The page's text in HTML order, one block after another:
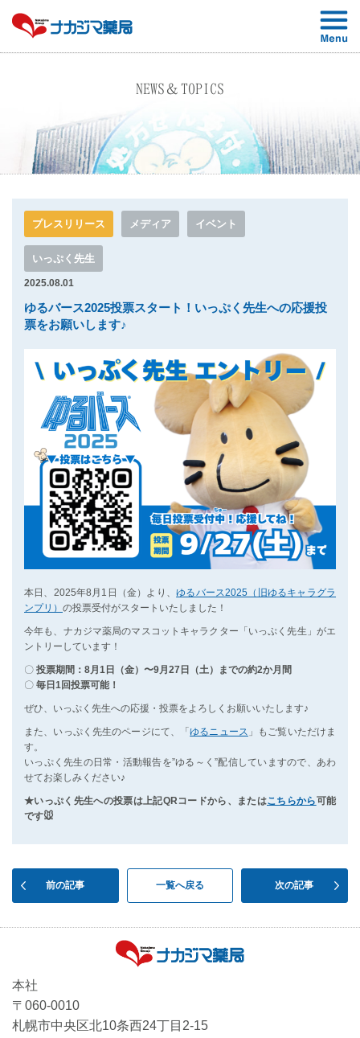
NEWS＆TOPICS
プレスリリース メディア イベント
いっぷく先生
2025.08.01
ゆるバース2025投票スタート！いっぷく先生への応援投
票をお願いします♪
本日、2025年8月1日（金）より、ゆるバース2025（旧ゆるキャラグラ
ンプリ） の投票受付がスタートいたしました！
今年も、ナカジマ薬局のマスコットキャラクター「いっぷく先生」がエ
ントリーしています！
〇 投票期間：8月1日（金）〜9月27日（土）までの約2か月間
〇 毎日1回投票可能！
ぜひ、いっぷく先生への応援・投票をよろしくお願いいたします♪
また、いっぷく先生のページにて、「ゆるニュース 」もご覧いただけま
す。
いっぷく先生の日常・活動報告を”ゆる～く”配信していますので、あわ
せてお楽しみください♪
★いっぷく先生への投票は上記QRコードから、 またはこちらから可能
です🐭
前の記事 一覧へ戻る 次の記事
本社
〒060-0010
札幌市中央区北10条西24丁目2-15